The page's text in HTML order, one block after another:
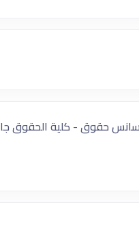
حقوق - كلية الحقوق جامعة